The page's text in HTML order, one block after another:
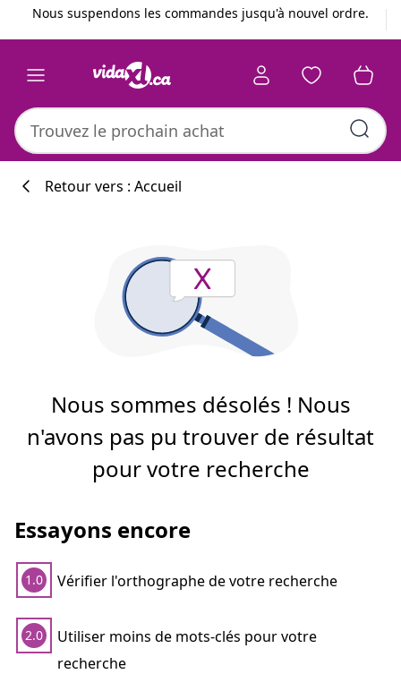
Précédent
Suivant
Nous suspendons les commandes jusqu'à nouvel ordre.
Retour vers : Accueil
Nous sommes désolés ! Nous
n'avons pas pu trouver de résultat
pour votre recherche
Essayons encore
1.0 Vérifier l'orthographe de votre recherche
2.0
Utiliser moins de mots-clés pour votre
recherche